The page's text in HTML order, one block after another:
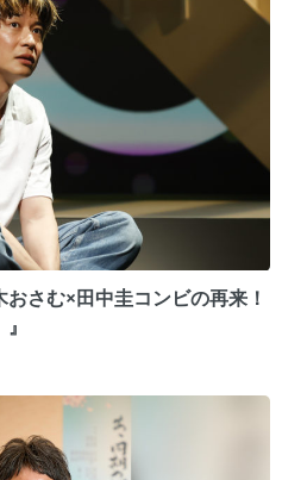
おさむ×田中圭コンビの再来！